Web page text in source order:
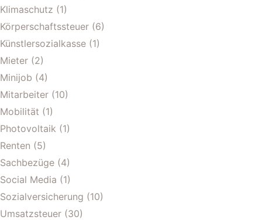
Klimaschutz (1)
Körperschaftssteuer (6)
Künstlersozialkasse (1)
Mieter (2)
Minijob (4)
Mitarbeiter (10)
Mobilität (1)
Photovoltaik (1)
Renten (5)
Sachbezüge (4)
Social Media (1)
Sozialversicherung (10)
Umsatzsteuer (30)